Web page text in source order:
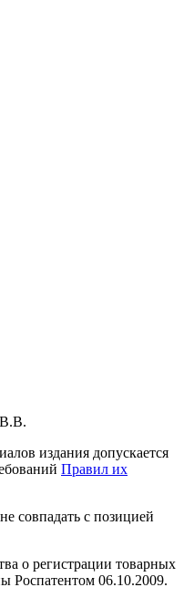
В.В.
издания допускается
Правил их
совпадать с позицией
о регистрации товарных
Роспатентом 06.10.2009.